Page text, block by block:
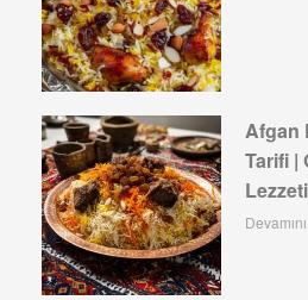
Afgan
Tarifi |
Lezzeti